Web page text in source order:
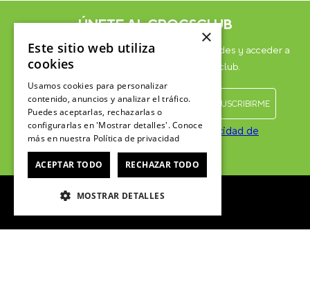
ÚNETE AL CROCSCLUB
Suscríbete para formar parte, recibir novedades y acceder a
contenido exclusivo para el Crocsclub.
He leído y acepto lasPolíticas de privacidad de
marketing *
×
Este sitio web utiliza
cookies
Usamos cookies para personalizar
contenido, anuncios y analizar el tráfico.
Puedes aceptarlas, rechazarlas o
configurarlas en 'Mostrar detalles'. Conoce
más en nuestra Política de privacidad
ACEPTAR TODO RECHAZAR TODO
MOSTRAR DETALLES